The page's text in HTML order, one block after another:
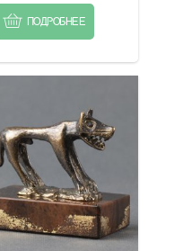
ПОДРОБНЕЕ